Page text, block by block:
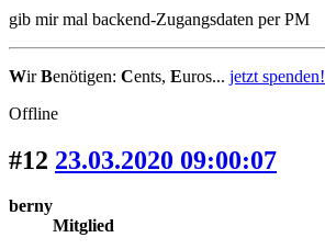
gib mir mal backend-Zugangsdaten per PM
WirBenötigen: Cents, Euros... jetzt spenden!
Offline
#12 23.03.2020 09:00:07
berny
Mitglied